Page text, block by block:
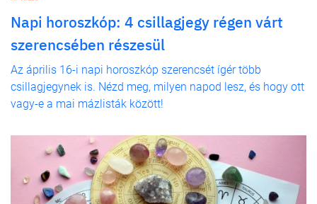
Napi horoszkóp: 4 csillagjegy régen várt
szerencsében részesül
Az április 16-i napi horoszkóp szerencsét ígér több
csillagjegynek is. Nézd meg, milyen napod lesz, és hogy ott
vagy-e a mai mázlisták között!